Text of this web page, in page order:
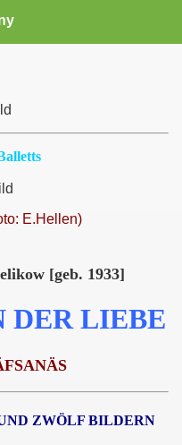
E.Hellen)
[geb. 1933]
DER LIEBE
ZWÖLF BILDERN